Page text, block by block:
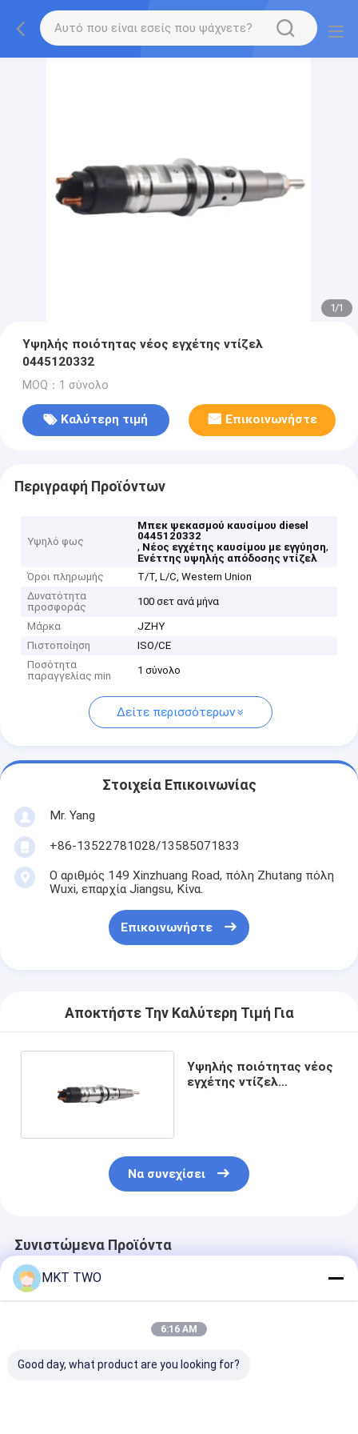
1/1
Υψηλής ποιότητας νέος εγχέτης ντίζελ
0445120332
MOQ：1 σύνολο
Καλύτερη τιμή Επικοινωνήστε
Περιγραφή Προϊόντων
Υψηλό φως
Μπεκ ψεκασμού καυσίμου diesel
0445120332
, Νέος εγχέτης καυσίμου με εγγύηση,
Ενέττης υψηλής απόδοσης ντίζελ
Όροι πληρωμής
T/T, L/C, Western Union
Δυνατότητα
προσφοράς
100 σετ ανά μήνα
Μάρκα
JZHY
Πιστοποίηση
ISO/CE
Ποσότητα
παραγγελίας min
1 σύνολο
Δείτε περισσότερων
Στοιχεία Επικοινωνίας
Mr. Yang
+86-13522781028/13585071833
Ο αριθμός 149 Xinzhuang Road, πόλη Zhutang πόλη
Wuxi, επαρχία Jiangsu, Κίνα.
Επικοινωνήστε
Αποκτήστε Την Καλύτερη Τιμή Για
Υψηλής ποιότητας νέος
εγχέτης ντίζελ
Να συνεχίσει
Συνιστώμενα Προϊόντα
MKT TWO
6:16 AM
Good day, what product are you looking for?